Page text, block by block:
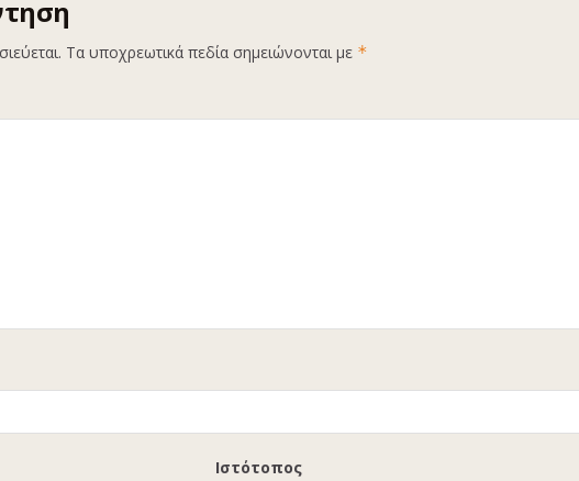
Τα υποχρεωτικά πεδία σημειώνονται με *
Ιστότοπος